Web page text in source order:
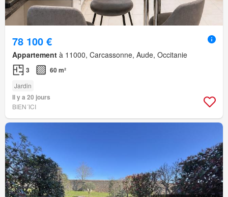
78 100 €
Appartement à 11000, Carcassonne, Aude, Occitanie
3 60 m²
Jardin
Il y a 20 jours
BIEN´ICI